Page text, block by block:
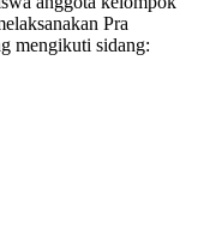
Pra
mengikuti sidang: